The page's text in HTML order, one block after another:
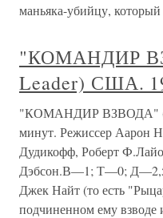
маньяка-убийцу, который
"КОМАНДИР
Leader) США.
"КОМАНДИР ВЗВОДА"
минут. Режиссер Аарон
Дудикофф, Роберт
Дэбсон.В—1; Т—0;
Джек Найт (то есть
подчиненном ему взводе